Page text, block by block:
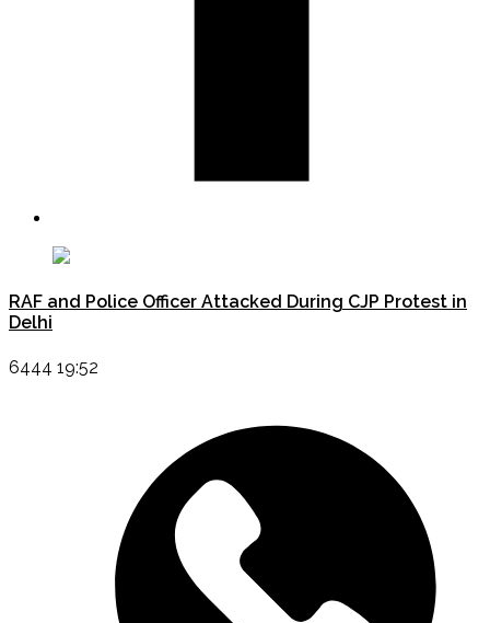
RAF and Police Officer Attacked During CJP Protest in
Delhi
6444 19:52